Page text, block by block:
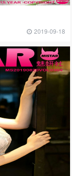
2019-09-18